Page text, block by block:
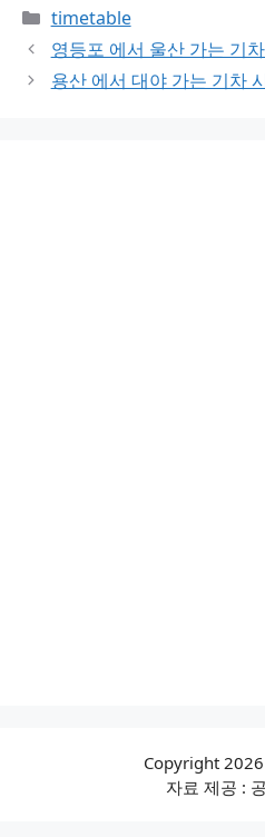
Categories
timetable
영등포 에서 울산 가는 기
용산 에서 대야 가는 기차
Copyright
자료 제공 :